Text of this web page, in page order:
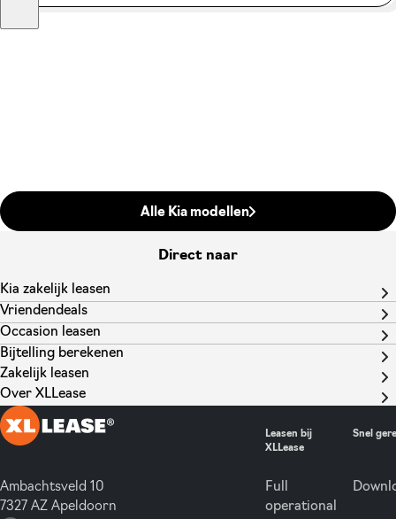
Alle Kia modellen
Direct naar
Kia zakelijk leasen
Vriendendeals
Occasion leasen
Bijtelling berekenen
Zakelijk leasen
Over XLLease
Ambachtsveld 10
7327 AZ Apeldoorn
Leasen bij
XLLease
Full
operational
Snel